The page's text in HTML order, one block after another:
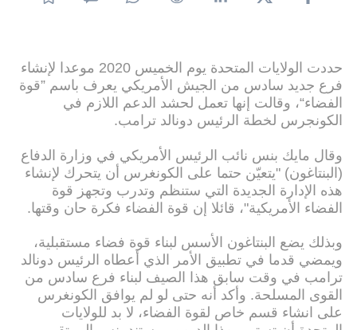
حددت الولايات المتحدة يوم الخميس 2020 موعدا لإنشاء
فرع جديد سادس من الجيش الأمريكي يعرف باسم ”قوة
الفضاء“، وقالت إنها تعمل لحشد الدعم اللازم في
الكونجرس لخطة الرئيس دونالد ترامب.
وقال مايك بنس نائب الرئيس الأمريكي في وزارة الدفاع
(البنتاغون) "يتعيّن حتما على الكونغرس أن يتحرك لإنشاء
هذه الإدارة الجديدة التي ستنظم وتدرب وتجهز قوة
الفضاء الأمريكية"، قائلا إن قوة الفضاء فكرة حان وقتها.
وبذلك يضع البنتاغون الأسس لبناء قوة فضاء مستقبلية،
ويمضي قدما في تطبيق الأمر الذي أعطاه الرئيس دونالد
ترامب في وقت سابق هذا الصيف لبناء فرع سادس من
القوى المسلحة. وأكد أنه حتى لو لم يوافق الكونغرس
على انشاء قسم خاص لقوة الفضاء، لا بد للولايات